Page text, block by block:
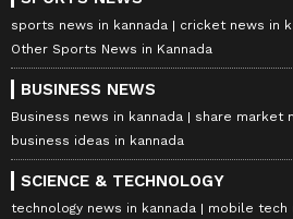
sports news in kannada
cricket news in
Other Sports News in Kannada
BUSINESS NEWS
Business news in kannada
share market
business ideas in kannada
SCIENCE & TECHNOLOGY
technology news in kannada
mobile tech